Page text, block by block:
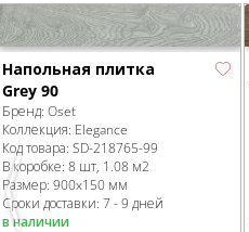
Previous
Напольная плитка
Grey 90
Бренд: Oset
Коллекция: Elegance
Код товара: SD-218765-99
В коробке: 8 шт, 1.08 м2
Размер: 900x150 мм
Сроки доставки: 7 - 9 дней
в наличии